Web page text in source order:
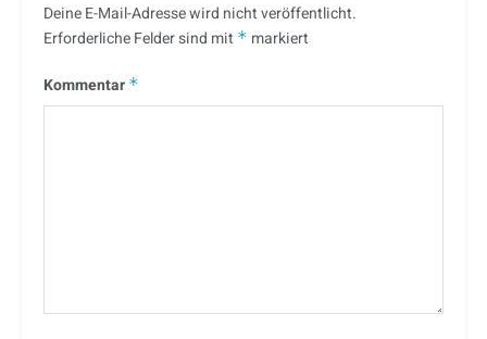
Deine E-Mail-Adresse wird nicht veröffentlicht.
Erforderliche Felder sind mit * markiert
Kommentar *